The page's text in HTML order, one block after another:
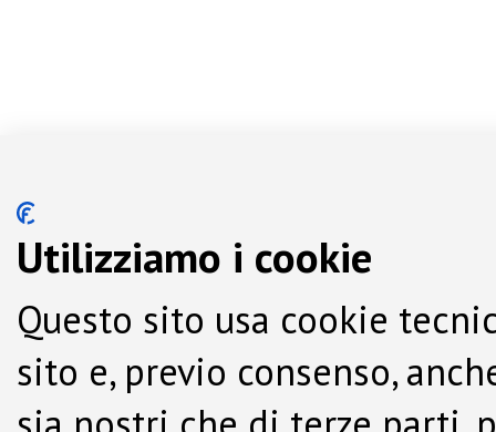
Utilizziamo i cookie
Questo sito usa cookie
sito e, previo consenso,